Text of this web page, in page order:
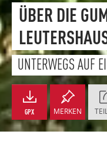
ÜBER DIE
UNTERWEGS AUF
GPX MERKEN